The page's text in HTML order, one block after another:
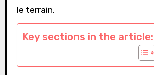
le terrain.
Key sections in the article: